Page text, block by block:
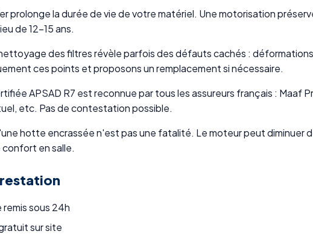
prolonge la durée de vie de votre matériel. Une motorisation
de 12-15 ans.
des filtres révèle parfois des défauts cachés :
ces points et proposons un remplacement si nécessaire.
APSAD R7 est reconnue par tous les assureurs français : Maaf
etc. Pas de contestation possible.
hotte encrassée n'est pas une fatalité. Le moteur peut diminuer
en salle.
remis sous 24h
sur site